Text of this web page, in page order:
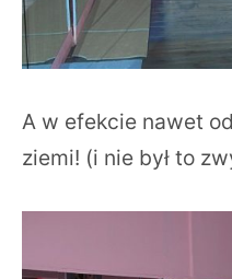
A w efekcie nawet
ziemi! (i nie był to